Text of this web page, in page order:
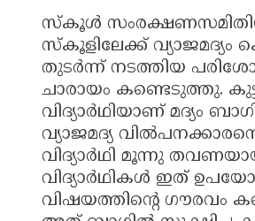
സ്കൂൾ
സ്കൂളിലേക്ക്
തുടർന്ന് നടത്തിയ
ചാരായം കണ്ടെടുത്തു.
വിദ്യാർഥിയാണ് മദ്യം
വ്യാജമദ്യ
വിദ്യാർഥി മൂന്നു
വിദ്യാർഥികൾ ഇത്
വിഷയത്തിന്റെ ഗൗരവം